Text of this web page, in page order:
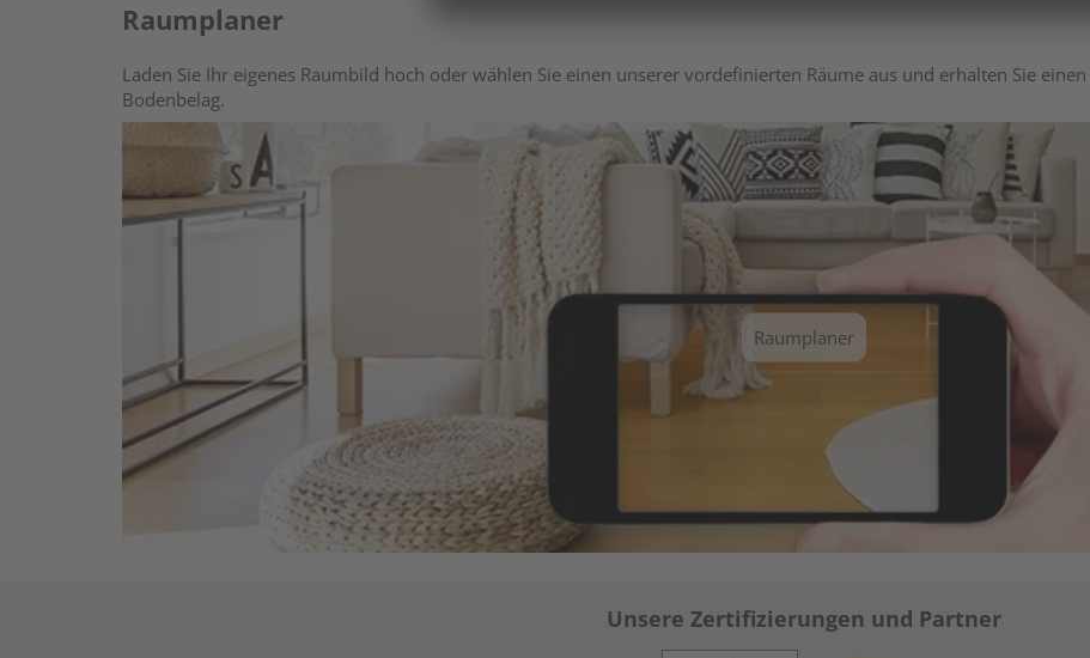
Raumplaner
Laden Sie Ihr eigenes Raumbild hoch oder wählen Sie einen unserer vordefinierten Räume aus und erhalten Sie
Bodenbelag.
Raumplaner
Unsere Zertifizierungen und Partner